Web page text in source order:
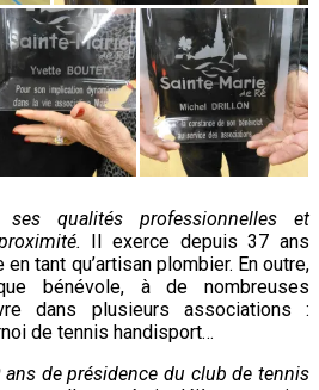
ses qualités professionnelles et
Il exerce depuis 37 ans
tant qu’artisan plombier. En outre,
bénévole, à de nombreuses
dans plusieurs associations :
de tennis handisport…
ans de présidence du club de tennis